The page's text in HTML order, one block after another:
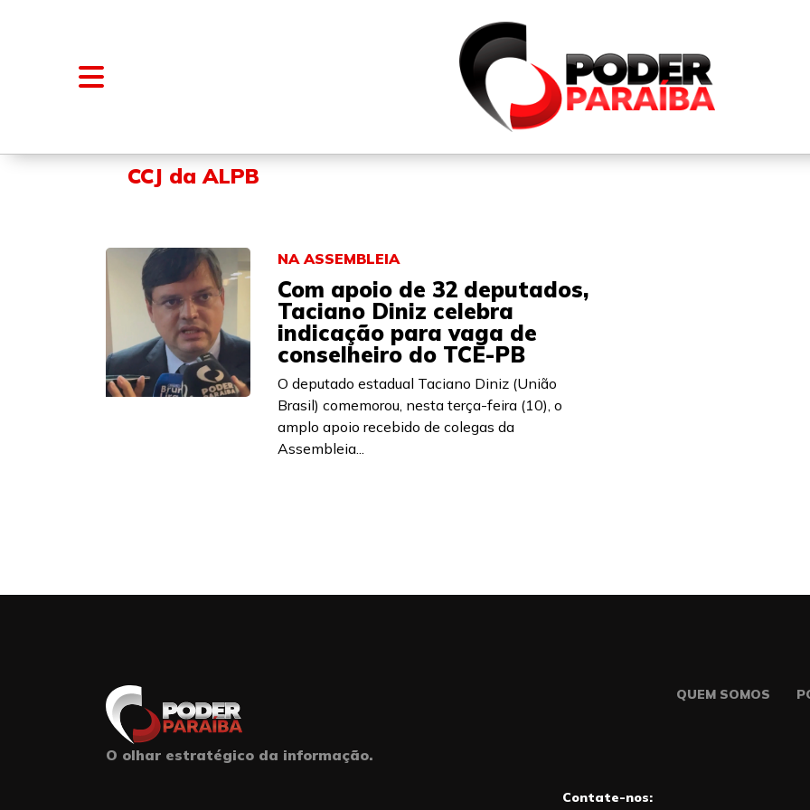
FALE CONOSCO
CCJ da ALPB
NA ASSEMBLEIA
Com apoio de 32 deputados,
Taciano Diniz celebra
indicação para vaga de
conselheiro do TCE-PB
O deputado estadual Taciano Diniz (União
Brasil) comemorou, nesta terça-feira (10), o
amplo apoio recebido de colegas da
Assembleia...
O olhar estratégico da informação.
QUEM SOMOS
Contate-nos: